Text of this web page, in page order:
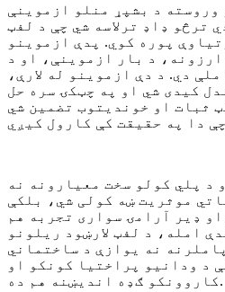
وروسته د بشپړ منلو ازموینې
ترڅو ډاډ ترلاسه شي چې د لفټ
پوره کوي. پدې ازموینو
د بار ازموینې، او د
دي. د دې ازموینو له لارې،
کیدی شي او په چټکۍ سره حل
ثبات او خوندیتوب تضمین شي
د پلي کولو سخت معیارونه نه
موثریت ښه کولی شي، بلکې
ډیر آرامۍ سواری تجربه هم
امله، د لفټ لارښود ریلونو
نه یوازې د ساختماني
د ودانیو پراختیا کونکو او
کاروونکو ګډه اندیښنه هم ده.